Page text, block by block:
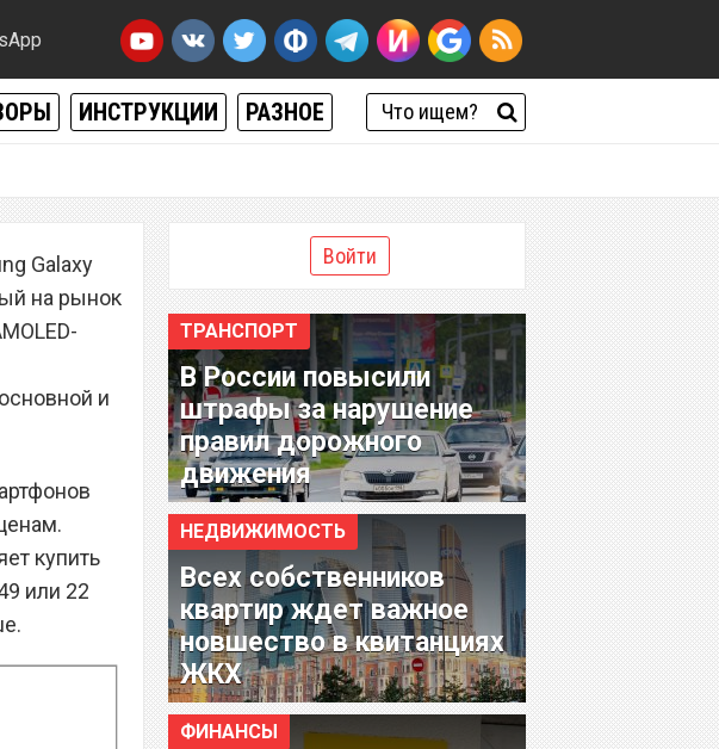
ИНСТРУКЦИИ РАЗНОЕ
Galaxy
на рынок
и
купить
или 22
Войти
ТРАНСПОРТ
В России повысили
штрафы за нарушение
правил дорожного
движения
НЕДВИЖИМОСТЬ
Всех собственников
квартир ждет важное
новшество в квитанциях
ЖКХ
ФИНАНСЫ